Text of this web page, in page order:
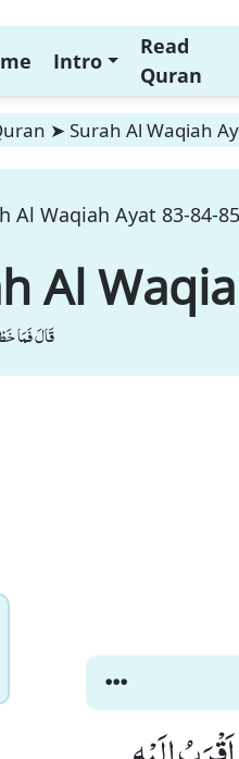
Intro
Read
Quran
➤ Surah Al Waqiah
Al Waqiah Ayat 83-84-
Al
قَالَ فَمَا